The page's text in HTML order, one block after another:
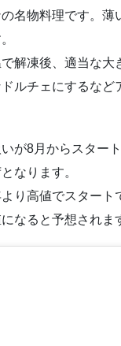
名物料理です。
解凍後、適当な
ルチェにするなど
が8月からスター
なります。
り高値でスター
なると予想されま